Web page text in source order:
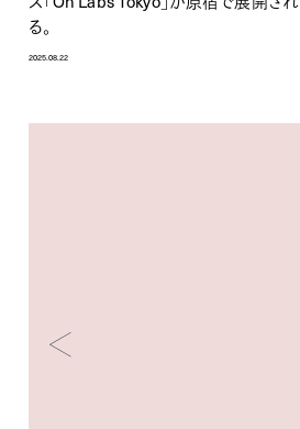
る。
2025.08.22